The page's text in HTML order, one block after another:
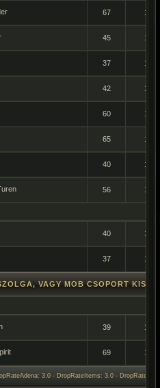
67 1
45 1
37 1
42 1
60 1
65 1
40 1
56 1
40 1
37 1
VAGY MOB CSOPORT
39 1
69 1
3.0 - DropRateItems: 3.0 -